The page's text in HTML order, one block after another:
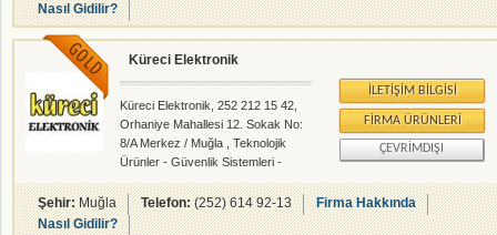
rehberalem.com alanlarında faliyet
gösteren firmamızdır.
Nasıl Gidilir?
Küreci Elektronik
Küreci Elektronik, 252 212 15 42,
Orhaniye Mahallesi 12. Sokak No:
8/A Merkez / Muğla , Teknolojik
Ürünler - Güvenlik Sistemleri -
rehberalem.com alanlarında faliyet
gösteren firmamızdır.
İLETIŞIM BILGISI
FIRMA ÜRÜNLERI
ÇEVRIMDIŞI
Şehir:Muğla Telefon:(252) 614 92-13
Firma Hakkında
Nasıl Gidilir?